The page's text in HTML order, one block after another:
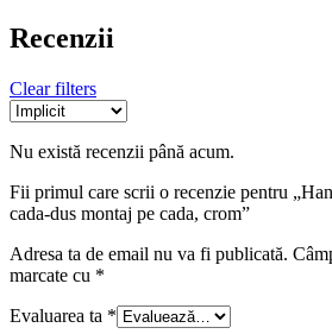
Recenzii
Clear filters
Nu există recenzii până acum.
Fii primul care scrii o recenzie pentru
cada-dus montaj pe cada, crom”
Adresa ta de email nu va fi publicată.
marcate cu *
Evaluarea ta *